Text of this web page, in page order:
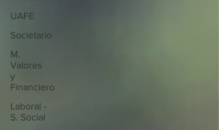
UAFE
Societario
M.
Valores
y
Financiero
Laboral -
S. Social